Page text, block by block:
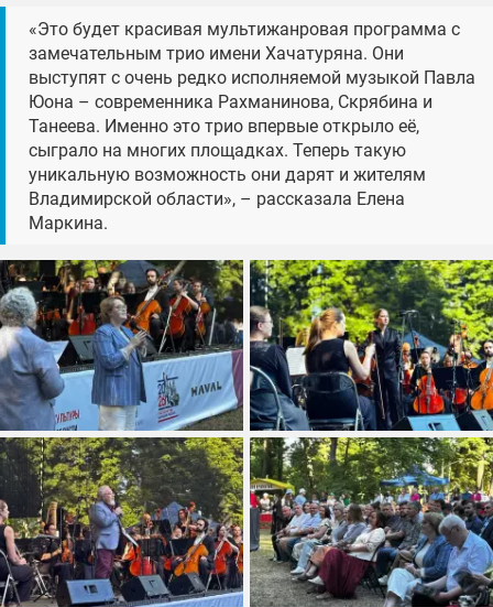
«Это будет красивая мультижанровая программа с
замечательным трио имени Хачатуряна. Они
выступят с очень редко исполняемой музыкой Павла
Юона – современника Рахманинова, Скрябина и
Танеева. Именно это трио впервые открыло её,
сыграло на многих площадках. Теперь такую
уникальную возможность они дарят и жителям
Владимирской области», – рассказала Елена
Маркина.